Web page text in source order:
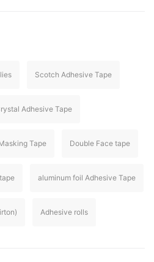
Scotch Adhesive Tape
Adhesive Tape
Tape Double Face tape
aluminum foil Adhesive Tape
Adhesive rolls